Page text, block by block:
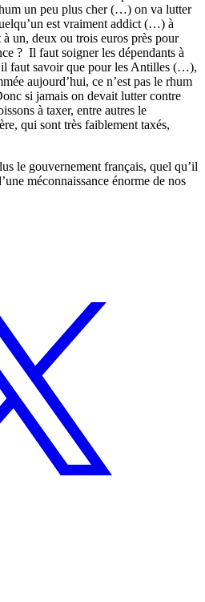
un peu plus cher (…) on va lutter
est vraiment addict (…) à
un, deux ou trois euros près pour
? Il faut soigner les dépendants à
faut savoir que pour les Antilles (…),
aujourd’hui, ce n’est pas le rhum
si jamais on devait lutter contre
à taxer, entre autres le
qui sont très faiblement taxés,
le gouvernement français, quel qu’il
méconnaissance énorme de nos